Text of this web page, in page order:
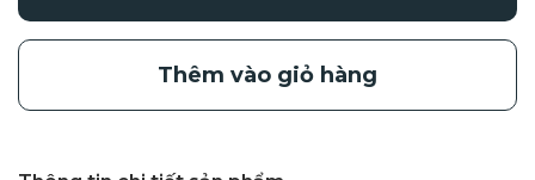
Thêm vào giỏ hàng